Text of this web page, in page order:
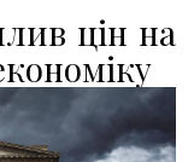
цін на